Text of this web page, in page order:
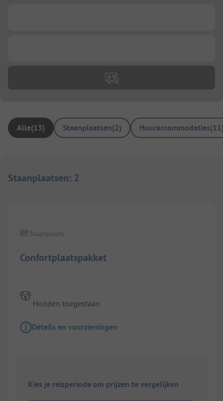
Alle(13) Staanplaatsen(2) Huuraccommodaties(11
Staanplaatsen: 2
Confortplaatspakket
Staanplaats
Honden toegestaan
Details en voorzieningen
Kies je reisperiode om prijzen te vergelijken